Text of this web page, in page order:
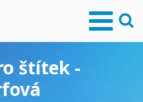
štítek -